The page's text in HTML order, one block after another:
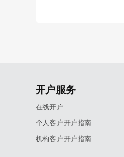
开户服务
在线开户
个人客户开户指南
机构客户开户指南